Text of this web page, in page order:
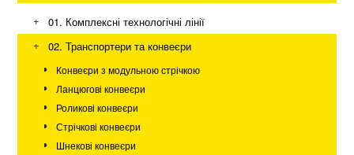
+ 01. Комплексні технологічні лінії
Промисловість та виробництво
Екологія та благоустрій
+ 02. Транспортери та конвеєри
Конвеєри з модульною стрічкою
Ланцюгові конвеєри
Роликові конвеєри
Стрічкові конвеєри
Шнекові конвеєри